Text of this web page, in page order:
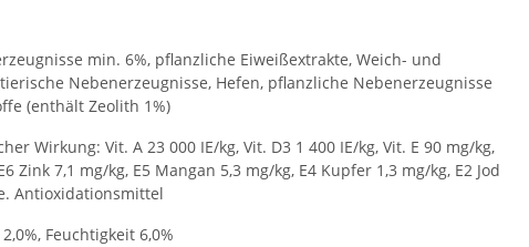
min. 6%, pflanzliche Eiweißextrakte, Weich- und
Nebenerzeugnisse, Hefen, pflanzliche Nebenerzeugnisse
(enthält Zeolith 1%)
Wirkung: Vit. A 23 000 IE/kg, Vit. D3 1 400 IE/kg, Vit. E 90 mg/kg,
7,1 mg/kg, E5 Mangan 5,3 mg/kg, E4 Kupfer 1,3 mg/kg, E2 Jod
Antioxidationsmittel
Feuchtigkeit 6,0%